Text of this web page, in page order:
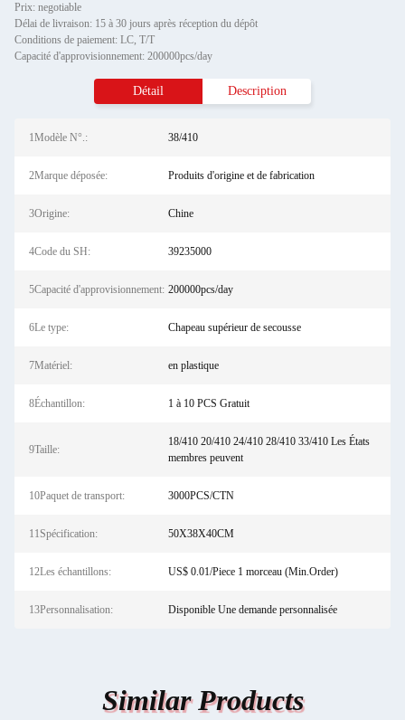
Prix: negotiable
Délai de livraison: 15 à 30 jours après réception du dépôt
Conditions de paiement: LC, T/T
Capacité d'approvisionnement: 200000pcs/day
Détail Description
1Modèle N°.: 38/410
2Marque déposée: Produits d'origine et de fabrication
3Origine: Chine
4Code du SH: 39235000
5Capacité d'approvisionnement: 200000pcs/day
6Le type: Chapeau supérieur de secousse
7Matériel: en plastique
8Échantillon: 1 à 10 PCS Gratuit
9Taille:
18/410 20/410 24/410 28/410 33/410 Les États
membres peuvent
10Paquet de transport: 3000PCS/CTN
11Spécification: 50X38X40CM
12Les échantillons: US$ 0.01/Piece 1 morceau (Min.Order)
13Personnalisation: Disponible Une demande personnalisée
Similar Products